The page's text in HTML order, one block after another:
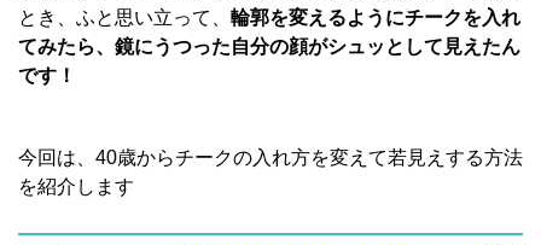
とき、ふと思い立って、 輪郭を変えるようにチークを入れ
てみたら、鏡にうつった自分の顔がシュッとして見えたん
です！
今回は、40歳からチークの入れ方を変えて若見えする方法
を紹介します